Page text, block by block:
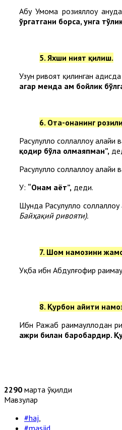
Абу Умома розияллоҳу
ўргатгани борса, унга
5. Яхши ният қилиш.
Узун ривоят қилинган
агар менда ҳам бойлик
6. Ота-онанинг
Расулуллоҳ соллаллоҳу
қодир бўла олмаяпман”,
Расулуллоҳ соллаллоҳу
У: “Онам ҳаёт”, деди.
Шунда Расулуллоҳ
Байҳақий ривояти).
7. Шом намозини
Уқба ибн Абдулғофир
8. Қурбон ҳайити
Ибн Ражаб раҳимаҳуллоҳдан
ажри билан баробардир.
2290 марта ўқилди
Мавзулар
#haj
#masjid